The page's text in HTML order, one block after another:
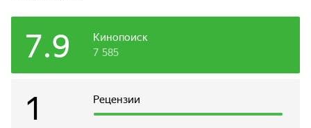
Кинопоиск
7.9 7 585
Рецензии
1